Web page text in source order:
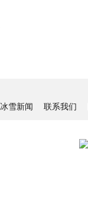
冰雪新闻 联系我们